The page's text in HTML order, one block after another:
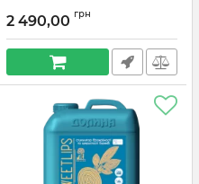
2 490,00 грн